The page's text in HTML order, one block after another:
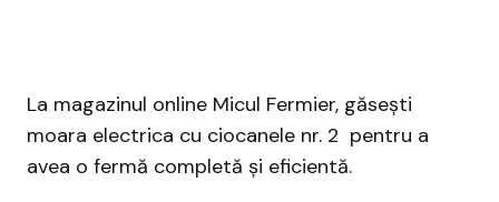
La magazinul online Micul Fermier, găsești
moara electrica cu ciocanele nr. 2 pentru a
avea o fermă completă și eficientă.